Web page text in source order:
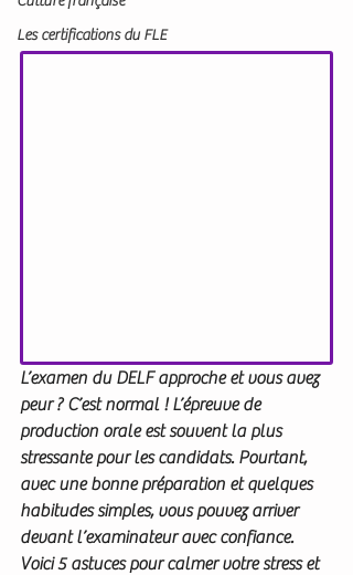
Les certifications du FLE
L’examen du DELF approche et vous avez
peur ? C’est normal ! L’épreuve de
production orale est souvent la plus
stressante pour les candidats. Pourtant,
avec une bonne préparation et quelques
habitudes simples, vous pouvez arriver
devant l’examinateur avec confiance.
Voici 5 astuces pour calmer votre stress et